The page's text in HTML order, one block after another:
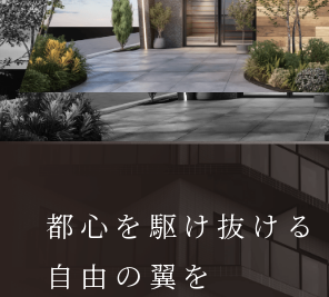
都心を駆け抜ける
自由の翼を